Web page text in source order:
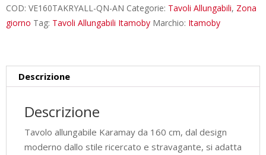
Karamay
quercia
antracite
quantità
COD: VE160TAKRYALL-QN-AN Categorie: Tavoli Allungabili, Zona
giorno Tag: Tavoli Allungabili Itamoby Marchio: Itamoby
Descrizione
Descrizione
Tavolo allungabile Karamay da 160 cm, dal design
moderno dallo stile ricercato e stravagante, si adatta